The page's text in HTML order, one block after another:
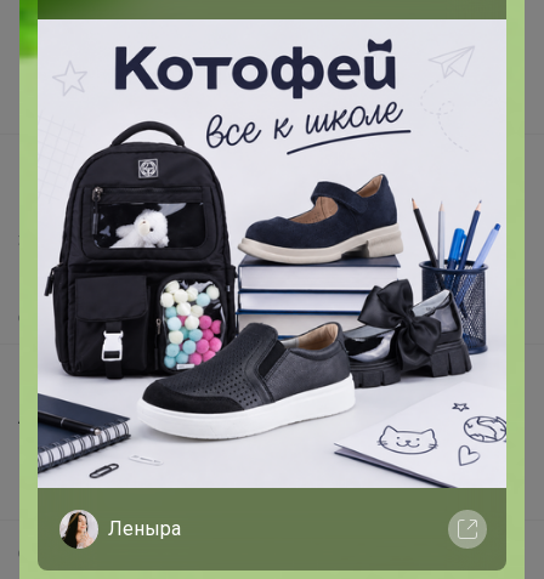
Реклама на сайте
Поставщикам
support@24-ok.ru
Написать в поддержку
Защита покупателя
Помощь
О нас
Все предложения
Анонсы
Новости
Поддержка альпак
Самое выгодное
Леныра